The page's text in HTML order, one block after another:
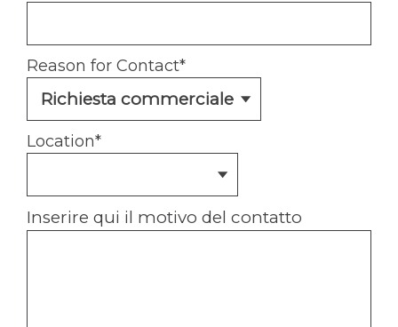
Reason for Contact*
Location*
Inserire qui il motivo del contatto